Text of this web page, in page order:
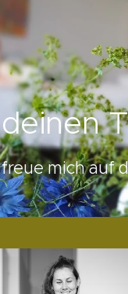
mich auf